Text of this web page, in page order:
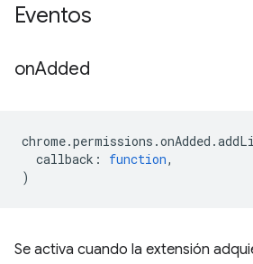
Eventos
onAdded
chrome.permissions .onAdded .
callback : function,
)
Se activa cuando la extensión